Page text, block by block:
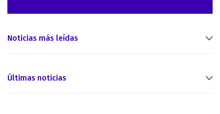
Noticias más leídas
Últimas noticias